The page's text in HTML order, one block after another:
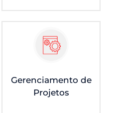
Gerenciamento de
Projetos